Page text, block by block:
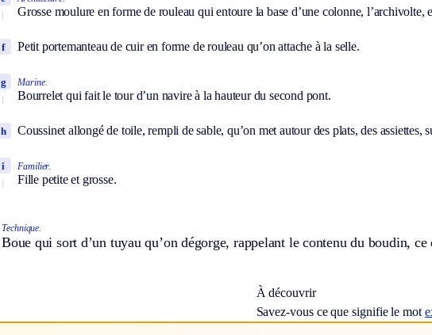
Grosse moulure en forme de rouleau qui entoure la base d’une colonne, l’archivolte,
Petit portemanteau de cuir en forme de rouleau qu’on attache à la selle.
f
Marine.
Bourrelet qui fait le tour d’un navire à la hauteur du second pont.
g
Coussinet allongé de toile, rempli de sable, qu’on met autour des plats, des
h
Familier.
Fille petite et grosse.
i
Technique.
Boue qui sort d’un tuyau qu’on dégorge, rappelant le contenu du boudin,
À découvrir
Savez-vous ce que signifie le mot